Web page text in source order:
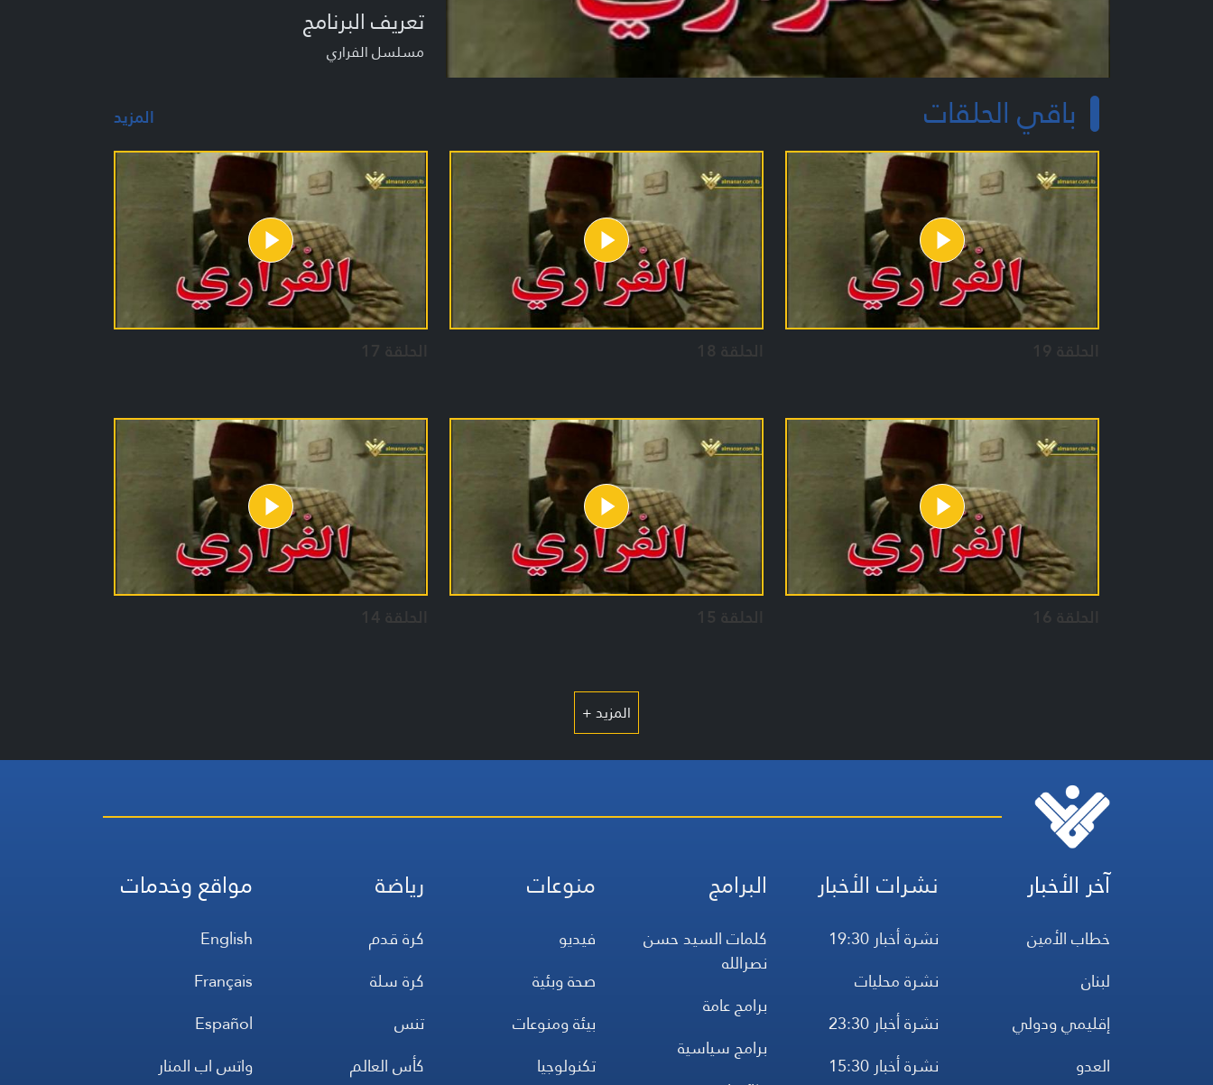
تعريف البرنامج
مسلسل الفراري
باقي الحلقات المزيد
الحلقة 19 الحلقة 18 الحلقة 17
الحلقة 16 الحلقة 15 الحلقة 14
المزيد +
آخر الأخبار
خطاب الأمين
لبنان
إقليمي ودولي
العدو
نشرات الأخبار
نشرة أخبار 19:30
نشرة محليات
نشرة أخبار 23:30
نشرة أخبار 15:30
البرامج
كلمات السيد حسن
نصرالله
برامج عامة
برامج سياسية
منوعات
فيديو
صحة وبئية
بيئة ومنوعات
تكنولوجيا
رياضة
كرة قدم
كرة سلة
تنس
كأس العالم
مواقع وخدمات
English
Français
Español
واتس اب المنار